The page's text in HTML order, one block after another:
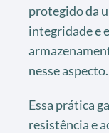
protegido da
integridade e
nesse aspecto.
Essa prática
resistência e